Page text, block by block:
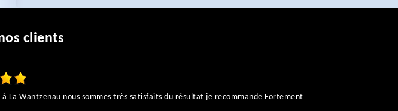
clients
La Wantzenau nous sommes très satisfaits du résultat je recommande Fortement